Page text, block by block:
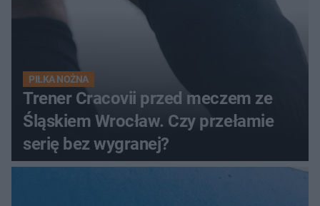
PIŁKA NOŻNA
Trener Cracovii przed meczem ze
Śląskiem Wrocław. Czy przełamie
serię bez wygranej?